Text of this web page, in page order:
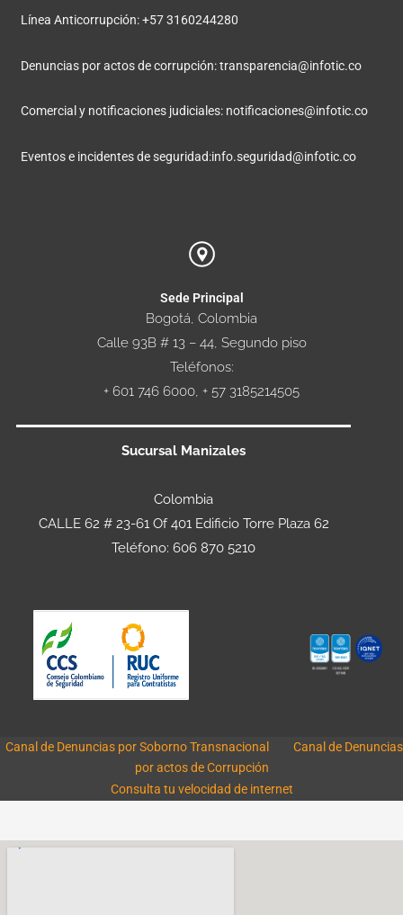
Línea Anticorrupción: +57 3160244280
Denuncias por actos de corrupción:transparencia@infotic.co
Comercial y notificaciones judiciales: notificaciones@infotic.co
Eventos e incidentes de seguridad:info.seguridad@infotic.co
Sede Principal
Bogotá, Colombia
Calle 93B # 13 – 44, Segundo piso
Teléfonos:
+ 601 746 6000, + 57 3185214505
Sucursal Manizales
Colombia
CALLE 62 # 23-61 Of 401 Edificio Torre Plaza 62
Teléfono: 606 870 5210
Canal de Denuncias por Soborno Transnacional
Canal de Denuncias
por actos de Corrupción
Consulta tu velocidad de internet